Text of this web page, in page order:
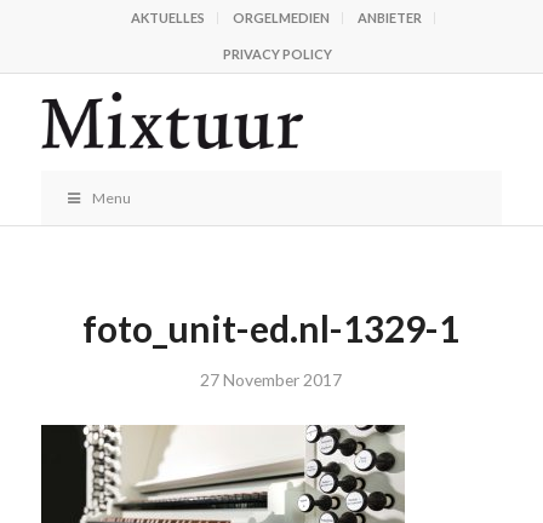
AKTUELLES ORGELMEDIEN ANBIETER
PRIVACY POLICY
Menu
foto_unit-ed.nl-1329-1
27 November 2017